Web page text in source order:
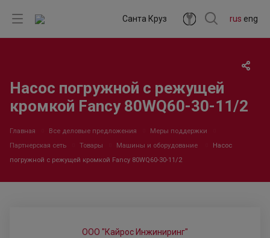
rus eng
Санта Круз
Насос погружной с режущей
кромкой Fancy 80WQ60-30-11/2
Главная Все деловые предложения
Меры поддержки
Партнерская сеть
Товары Машины и оборудование
Насос
погружной с режущей кромкой Fancy 80WQ60-30-11/2
ООО "Кайрос Инжиниринг"